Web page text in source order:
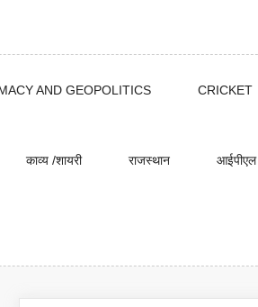
AND GEOPOLITICS CRICKET
काव्य /शायरी राजस्थान आईपीएल